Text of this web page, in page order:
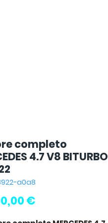
completo
4.7 V8 BITURBO
a0a8
€